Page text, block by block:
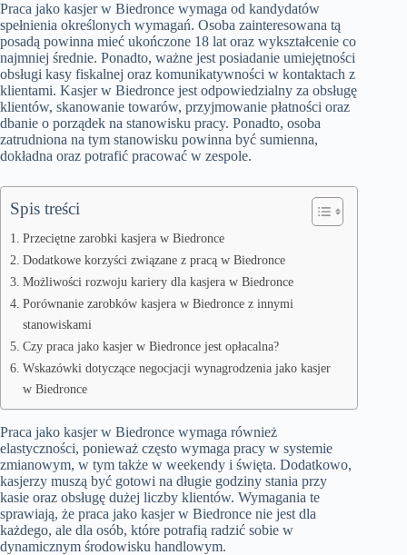
Praca jako kasjer w Biedronce wymaga od kandydatów
spełnienia określonych wymagań. Osoba zainteresowana tą
posadą powinna mieć ukończone 18 lat oraz wykształcenie co
najmniej średnie. Ponadto, ważne jest posiadanie umiejętności
obsługi kasy fiskalnej oraz komunikatywności w kontaktach z
klientami. Kasjer w Biedronce jest odpowiedzialny za obsługę
klientów, skanowanie towarów, przyjmowanie płatności oraz
dbanie o porządek na stanowisku pracy. Ponadto, osoba
zatrudniona na tym stanowisku powinna być sumienna,
dokładna oraz potrafić pracować w zespole.
Spis treści
Przeciętne zarobki kasjera w Biedronce
Dodatkowe korzyści związane z pracą w Biedronce
Możliwości rozwoju kariery dla kasjera w Biedronce
Porównanie zarobków kasjera w Biedronce z innymi
stanowiskami
Czy praca jako kasjer w Biedronce jest opłacalna?
Wskazówki dotyczące negocjacji wynagrodzenia jako kasjer
w Biedronce
Praca jako kasjer w Biedronce wymaga również
elastyczności, ponieważ często wymaga pracy w systemie
zmianowym, w tym także w weekendy i święta. Dodatkowo,
kasjerzy muszą być gotowi na długie godziny stania przy
kasie oraz obsługę dużej liczby klientów. Wymagania te
sprawiają, że praca jako kasjer w Biedronce nie jest dla
każdego, ale dla osób, które potrafią radzić sobie w
dynamicznym środowisku handlowym.